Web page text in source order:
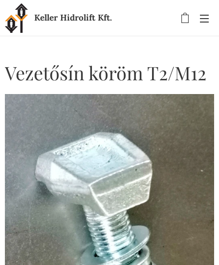
Keller Hidrolift Kft.
Vezetősín köröm T2/M12